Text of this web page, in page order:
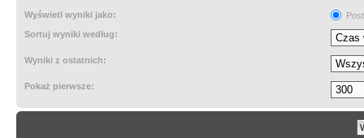
Wyświetl wyniki jako:
Sortuj wyniki według:
Wyniki z ostatnich:
Pokaż pierwsze: